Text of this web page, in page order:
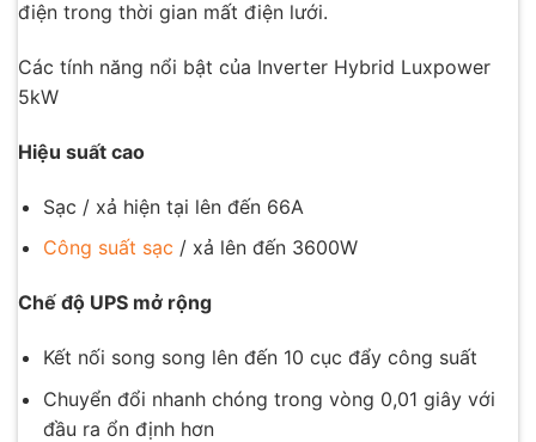
điện trong thời gian mất điện lưới.
Các tính năng nổi bật của Inverter Hybrid Luxpower
5kW
Hiệu suất cao
Sạc / xả hiện tại lên đến 66A
Công suất sạc / xả lên đến 3600W
Chế độ UPS mở rộng
Kết nối song song lên đến 10 cục đẩy công suất
Chuyển đổi nhanh chóng trong vòng 0,01 giây với
đầu ra ổn định hơn